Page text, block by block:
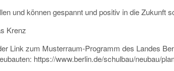
und können gespannt und positiv in die Zukunft
Krenz
Link zum Musterraum-Programm des Landes
https://www.berlin.de/schulbau/neubau/